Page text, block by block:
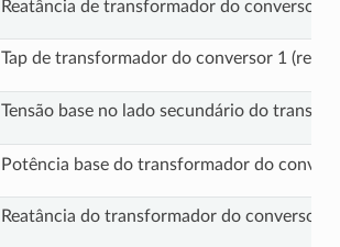
Reatância de transformador do conversor
Tap de transformador do conversor 1
Tensão base no lado secundário do
Potência base do transformador do
Reatância do transformador do conversor 2